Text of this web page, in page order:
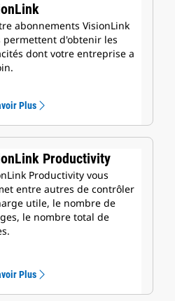
abonnements VisionLink
permettent d'obtenir les
dont votre entreprise a
Plus
Productivity
Productivity vous
entre autres de contrôler
utile, le nombre de
le nombre total de
Plus